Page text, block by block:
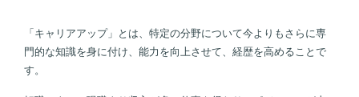
「キャリアアップ」とは、特定の分野について今よりもさらに専
門的な知識を身に付け、能力を向上させて、経歴を高めることで
す。